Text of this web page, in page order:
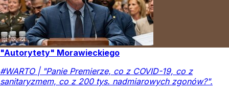
"Autorytety" Morawieckiego
#WARTO | "Panie Premierze, co z COVID-19, co z
sanitaryzmem, co z 200 tys. nadmiarowych zgonów?".